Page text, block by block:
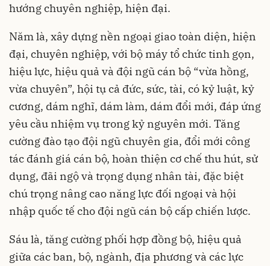
hướng chuyên nghiệp, hiện đại.
Năm là, xây dựng nền ngoại giao toàn diện, hiện
đại, chuyên nghiệp, với bộ máy tổ chức tinh gọn,
hiệu lực, hiệu quả và đội ngũ cán bộ “vừa hồng,
vừa chuyên”, hội tụ cả đức, sức, tài, có kỷ luật, kỷ
cương, dám nghĩ, dám làm, dám đổi mới, đáp ứng
yêu cầu nhiệm vụ trong kỷ nguyên mới. Tăng
cường đào tạo đội ngũ chuyên gia, đổi mới công
tác đánh giá cán bộ, hoàn thiện cơ chế thu hút, sử
dụng, đãi ngộ và trọng dụng nhân tài, đặc biệt
chú trọng nâng cao năng lực đối ngoại và hội
nhập quốc tế cho đội ngũ cán bộ cấp chiến lược.
Sáu là, tăng cường phối hợp đồng bộ, hiệu quả
giữa các ban, bộ, ngành, địa phương và các lực